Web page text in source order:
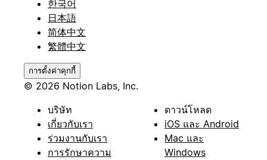
한국어
日本語
简体中文
繁體中文
การตั้งค่าคุกกี้
© 2026 Notion Labs, Inc.
บริษัท
เกี่ยวกับเรา
ร่วมงานกับเรา
การรักษาความ
ดาวน์โหลด
iOS และ Android
Mac และ
Windows